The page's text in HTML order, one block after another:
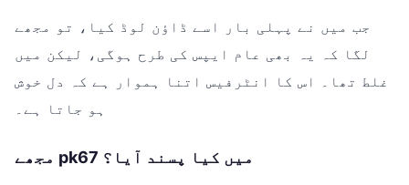
جب میں نے پہلی بار اسے ڈاؤن لوڈ کیا، تو مجھے
لگا کہ یہ بھی عام ایپس کی طرح ہوگی، لیکن میں
غلط تھا۔ اس کا انٹرفیس اتنا ہموار ہے کہ دل خوش
ہو جاتا ہے۔
مجھے pk67 میں کیا پسند آیا؟